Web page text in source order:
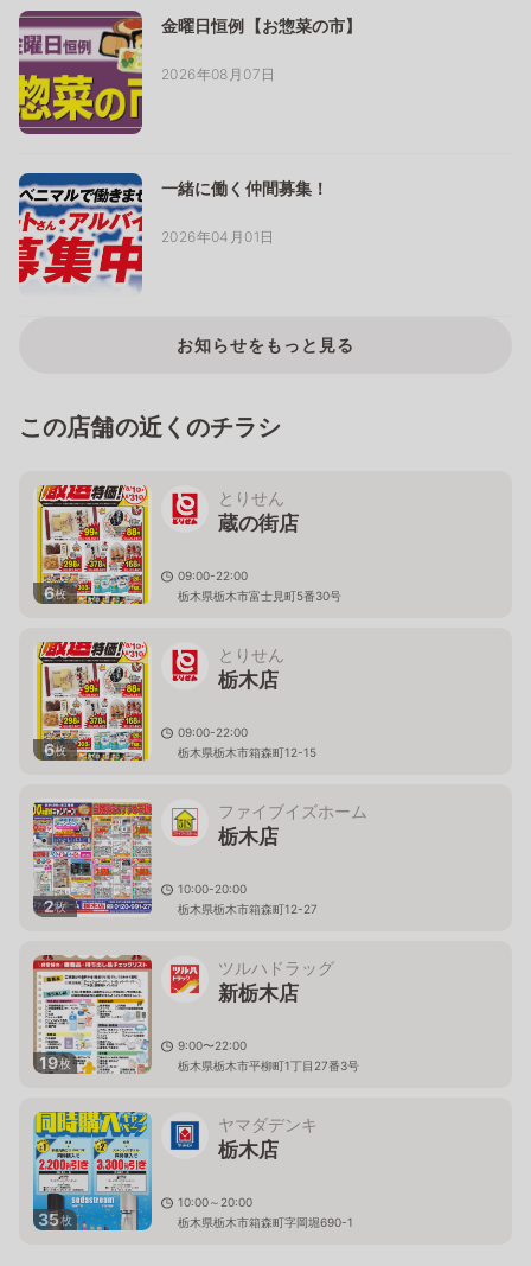
金曜日恒例【お惣菜の市】
2026年08月07日
一緒に働く仲間募集！
2026年04月01日
お知らせをもっと見る
この店舗の近くのチラシ
6枚
とりせん
蔵の街店
09:00-22:00
栃木県栃木市富士見町5番30号
6枚
とりせん
栃木店
09:00-22:00
栃木県栃木市箱森町12-15
2枚
ファイブイズホーム
栃木店
10:00-20:00
栃木県栃木市箱森町12-27
19枚
ツルハドラッグ
新栃木店
9:00〜22:00
栃木県栃木市平柳町1丁目27番3号
35枚
ヤマダデンキ
栃木店
10:00～20:00
栃木県栃木市箱森町字岡堀690-1